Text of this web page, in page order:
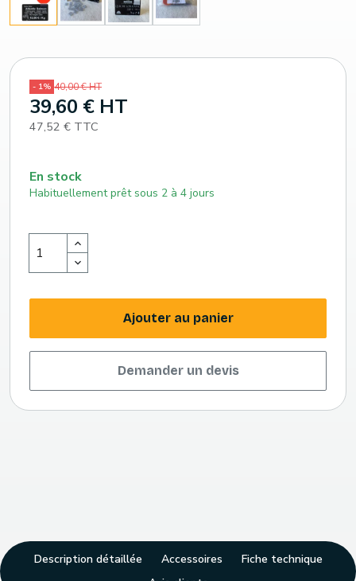
- 1% 40,00 € HT
39,60 € HT
47,52 € TTC
En stock
Habituellement prêt sous 2 à 4 jours
Ajouter au panier
Demander un devis
Description détaillée Accessoires
Fiche technique